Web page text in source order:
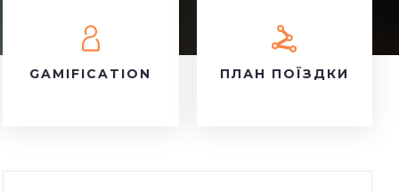
GAMIFICATION ПЛАН ПОЇЗДКИ